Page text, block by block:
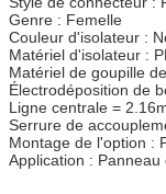
Genre : Femelle
Couleur d'isolateur :
Matériel d'isolateur :
Matériel de goupille
Électrodéposition de
Ligne centrale =
Serrure de
Montage de l'option :
Application : Panneau